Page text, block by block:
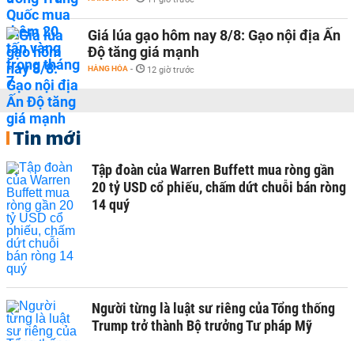
Giá lúa gạo hôm nay 8/8: Gạo nội địa Ấn
Độ tăng giá mạnh
HÀNG HÓA - 12 giờ trước
Tin mới
Tập đoàn của Warren Buffett mua ròng gần
20 tỷ USD cổ phiếu, chấm dứt chuỗi bán ròng
14 quý
Người từng là luật sư riêng của Tổng thống
Trump trở thành Bộ trưởng Tư pháp Mỹ